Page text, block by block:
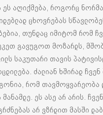
ეს აღიქმება, როგორც
ცხოვრებას
თუნდაც იმიტომ რომ
გავუგოთ მოზარდს,
საკუთარი თავის
ძალიან ხშირად
რომ თავმოყვარეობა
ეს ასე არ არის.
არ ვზრდით მასში